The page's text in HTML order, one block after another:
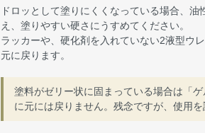
ドロッとして塗りにくくなっている場合、
え、塗りやすい硬さにうすめてください。
ラッカーや、硬化剤を入れていない2液型ウ
元に戻ります。
塗料がゼリー状に固まっている場合は「
に元には戻りません。残念ですが、使用を